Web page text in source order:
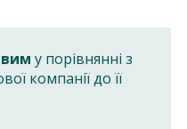
у порівнянні з
компанії до її